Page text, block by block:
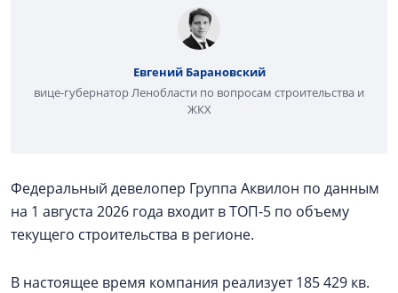
Евгений Барановский
вице-губернатор Ленобласти по вопросам строительства и
ЖКХ
Федеральный девелопер Группа Аквилон по данным
на 1 августа 2026 года входит в ТОП-5 по объему
текущего строительства в регионе.
В настоящее время компания реализует 185 429 кв.